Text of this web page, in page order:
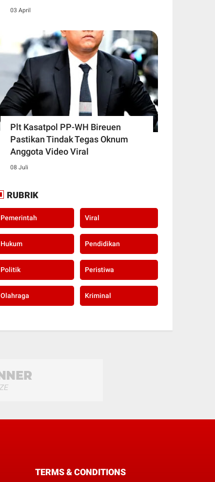
03 April
Plt Kasatpol PP-WH Bireuen
Pastikan Tindak Tegas Oknum
Anggota Video Viral
08 Juli
RUBRIK
Pemerintah Viral
Hukum Pendidikan
Politik Peristiwa
Olahraga Kriminal
TERMS & CONDITIONS